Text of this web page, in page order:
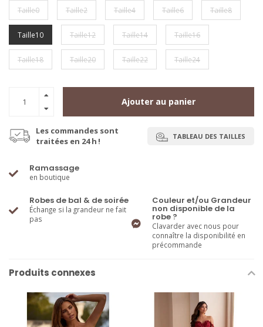
Taille0 Taille2 Taille4 Taille6 Taille8
Taille10 Taille12 Taille14 Taille16
Taille18 Taille20 Taille22 Taille24
Ajouter au panier
Les commandes sont
traitées en 24 h !
TABLEAU DES TAILLES
Ramassage
en boutique
Robes de bal & de soirée
Échange si la grandeur ne fait
pas
Couleur et/ou Grandeur
non disponible de la
robe ?
Clavarder avec nous pour
connaître la disponibilité en
précommande
Produits connexes